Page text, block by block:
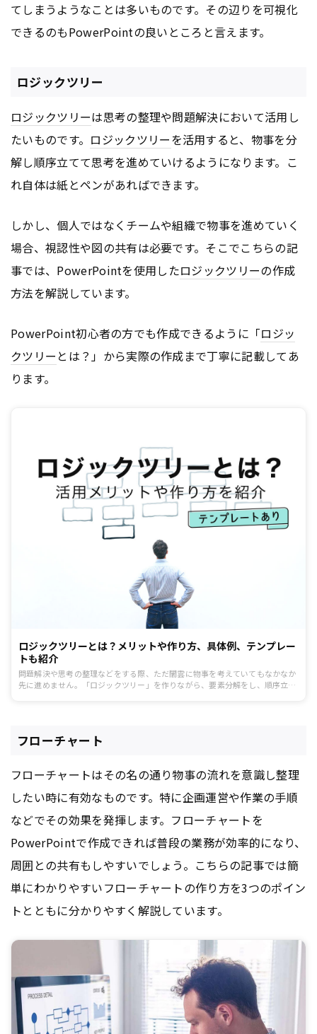
てしまうようなことは多いものです。その辺りを可視化
できるのもPowerPointの良いところと言えます。
ロジックツリー
ロジックツリーは思考の整理や問題解決において活用し
たいものです。 ロジックツリーを活用すると、物事を分
解し順序立てて思考を進めていけるようになります。こ
れ自体は紙とペンがあればできます。
しかし、個人ではなくチームや組織で物事を進めていく
場合、視認性や図の共有は必要です。そこでこちらの記
事では、PowerPointを使用したロジックツリーの作成
方法を解説しています。
PowerPoint初心者の方でも作成できるように「ロジッ
クツリー とは？」から実際の作成まで丁寧に記載してあ
ります。
ロジックツリーとは？メリットや作り方、具体例、テンプレー
トも紹介
問題解決や思考の整理などをする際、ただ闇雲に物事を考えていてもなかなか
先に進めません。「ロジックツリー」を作りながら、要素分解をし、順序立て
フローチャート
フローチャートはその名の通り物事の流れを意識し整理
したい時に有効なものです。特に企画運営や作業の手順
などでその効果を発揮します。フローチャートを
PowerPointで作成できれば普段の業務が効率的になり、
周囲との共有もしやすいでしょう。こちらの記事では簡
単にわかりやすいフローチャートの作り方を3つのポイン
トとともに分かりやすく解説しています。